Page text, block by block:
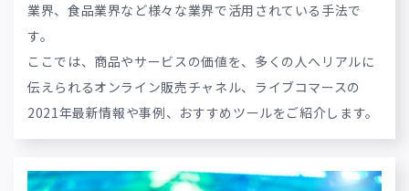
業界、食品業界など様々な業界で活用されている手法で
す。
ここでは、商品やサービスの価値を、多くの人へリアルに
伝えられるオンライン販売チャネル、ライブコマースの
2021年最新情報や事例、おすすめツールをご紹介します。